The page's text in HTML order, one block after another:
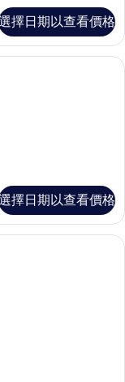
擇日期以查看價格
房內保險箱、書桌、熨
擇日期以查看價格